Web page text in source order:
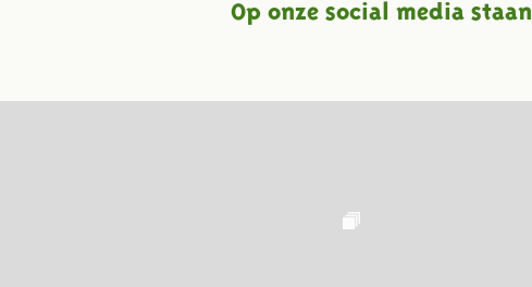
Op onze social media